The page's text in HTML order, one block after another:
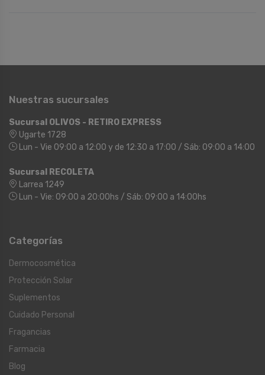
Nuestras sucursales
Sucursal OLIVOS - RETIRO EXPRESS
Ugarte 1728
Lun - Vie 09:00 a 12:00 y de 12:30 a 17:00 / Sáb: 09:00 a 14:00
Sucursal RECOLETA
Larrea 1249
Lun - Vie: 09:00 a 20:00hs / Sáb: 09:00 a 14:00hs
Categorías
Dermocosmética
Protección Solar
Suplementos
Cuidado Personal
Fragancias
Farmacia
Blog